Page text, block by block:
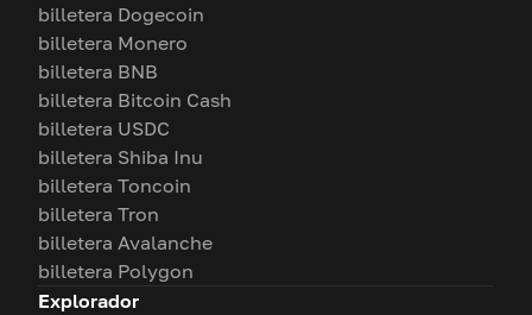
billetera Dogecoin
billetera Monero
billetera BNB
billetera Bitcoin Cash
billetera USDC
billetera Shiba Inu
billetera Toncoin
billetera Tron
billetera Avalanche
billetera Polygon
Explorador